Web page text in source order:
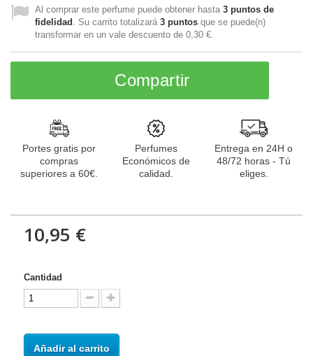
Al comprar este perfume puede obtener hasta 3 puntos de
fidelidad . Su carrito totalizará 3 puntos que se puede(n)
transformar en un vale descuento de 0,30 €
Compartir
Portes gratis por
compras
superiores a 60€.
Perfumes
Económicos de
calidad.
Entrega en 24H o
48/72 horas - Tú
eliges.
10,95 €
Cantidad
Añadir al carrito